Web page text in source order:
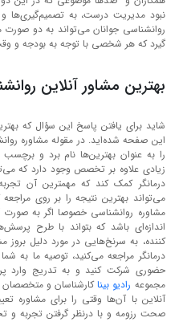
نبود مدیریت درست، به تصمیم‌گیری‌ها
روانشناسی جوانان می‌تواند به دو صورت
گیرد که هر شخصی با توجه به بودجه و
بهترین مشاور آنلاین
شاید برای یافتن پاسخ این سؤال که
این صفحه شده‌اید. در مقوله مشاوره
را به عنوان بهترین‌ها نام برد و برچسب
زیادی علاوه بر تخصص وجود دارد که
درمانگر کمک کند که مهمترین آن
می‌تواند بهترین نتیجه را بر روی
مشاوره روانشناسی خصوصا اگر به صورت
اندازه‌ای باشد که بتواند با طرح
کننده، به سرنخ‌هایی در مورد دلیل بروز
درمانگر مراجعه می‌کنید، توصیه ما به
حضوری شرکت کنید و به تدریج وارد
مجموعه رادیو بیناکارشناسان و متخصصان
آنلاین با آن‌ها وقتی را برای مشاوره
صحت رزومه و با درنظر گرفتن تجربه و